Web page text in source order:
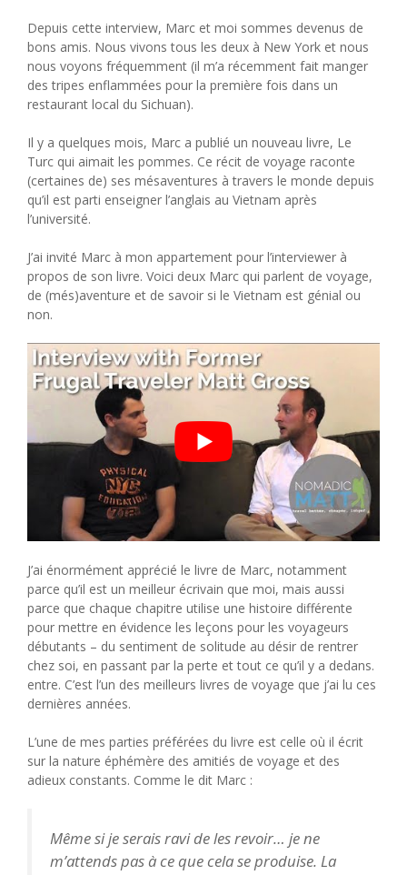
Depuis cette interview, Marc et moi sommes devenus de
bons amis. Nous vivons tous les deux à New York et nous
nous voyons fréquemment (il m’a récemment fait manger
des tripes enflammées pour la première fois dans un
restaurant local du Sichuan).
Il y a quelques mois, Marc a publié un nouveau livre, Le
Turc qui aimait les pommes. Ce récit de voyage raconte
(certaines de) ses mésaventures à travers le monde depuis
qu’il est parti enseigner l’anglais au Vietnam après
l’université.
J’ai invité Marc à mon appartement pour l’interviewer à
propos de son livre. Voici deux Marc qui parlent de voyage,
de (més)aventure et de savoir si le Vietnam est génial ou
non.
J’ai énormément apprécié le livre de Marc, notamment
parce qu’il est un meilleur écrivain que moi, mais aussi
parce que chaque chapitre utilise une histoire différente
pour mettre en évidence les leçons pour les voyageurs
débutants – du sentiment de solitude au désir de rentrer
chez soi, en passant par la perte et tout ce qu’il y a dedans.
entre. C’est l’un des meilleurs livres de voyage que j’ai lu ces
dernières années.
L’une de mes parties préférées du livre est celle où il écrit
sur la nature éphémère des amitiés de voyage et des
adieux constants. Comme le dit Marc :
Même si je serais ravi de les revoir… je ne
m’attends pas à ce que cela se produise. La